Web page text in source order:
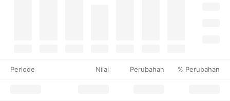
Periode Nilai Perubahan % Perubahan